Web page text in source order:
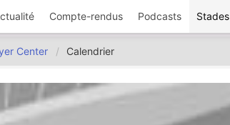
Compte-rendus Podcasts Stades
Center Calendrier